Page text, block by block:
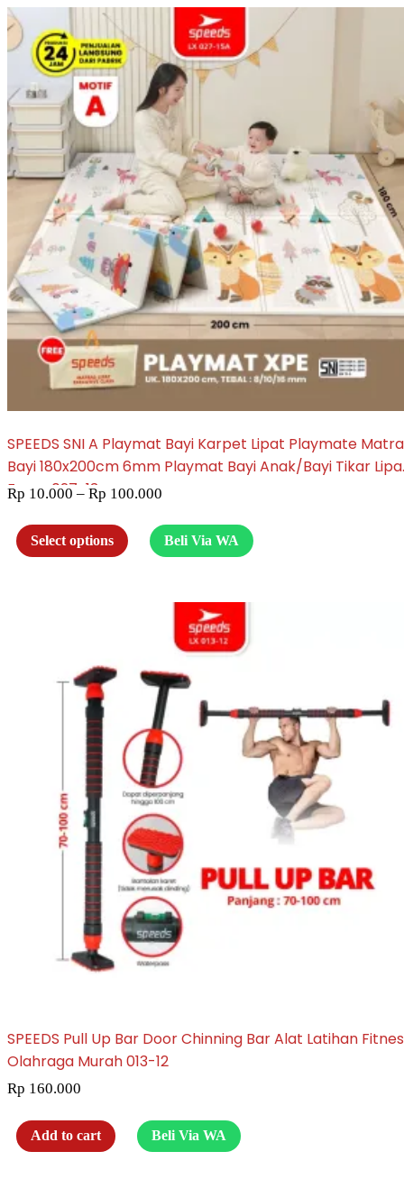
SPEEDS SNI A Playmat Bayi Karpet Lipat Playmate
Bayi 180x200cm 6mm Playmat Bayi Anak/Bayi Tikar
Foam 027-13
Rp 10.000 – Rp 100.000
Select options Beli Via WA
SPEEDS Pull Up Bar Door Chinning Bar Alat Latihan
Olahraga Murah 013-12
Rp 160.000
Add to cart Beli Via WA